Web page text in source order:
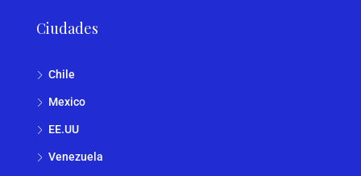
Ciudades
Chile
Mexico
EE.UU
Venezuela